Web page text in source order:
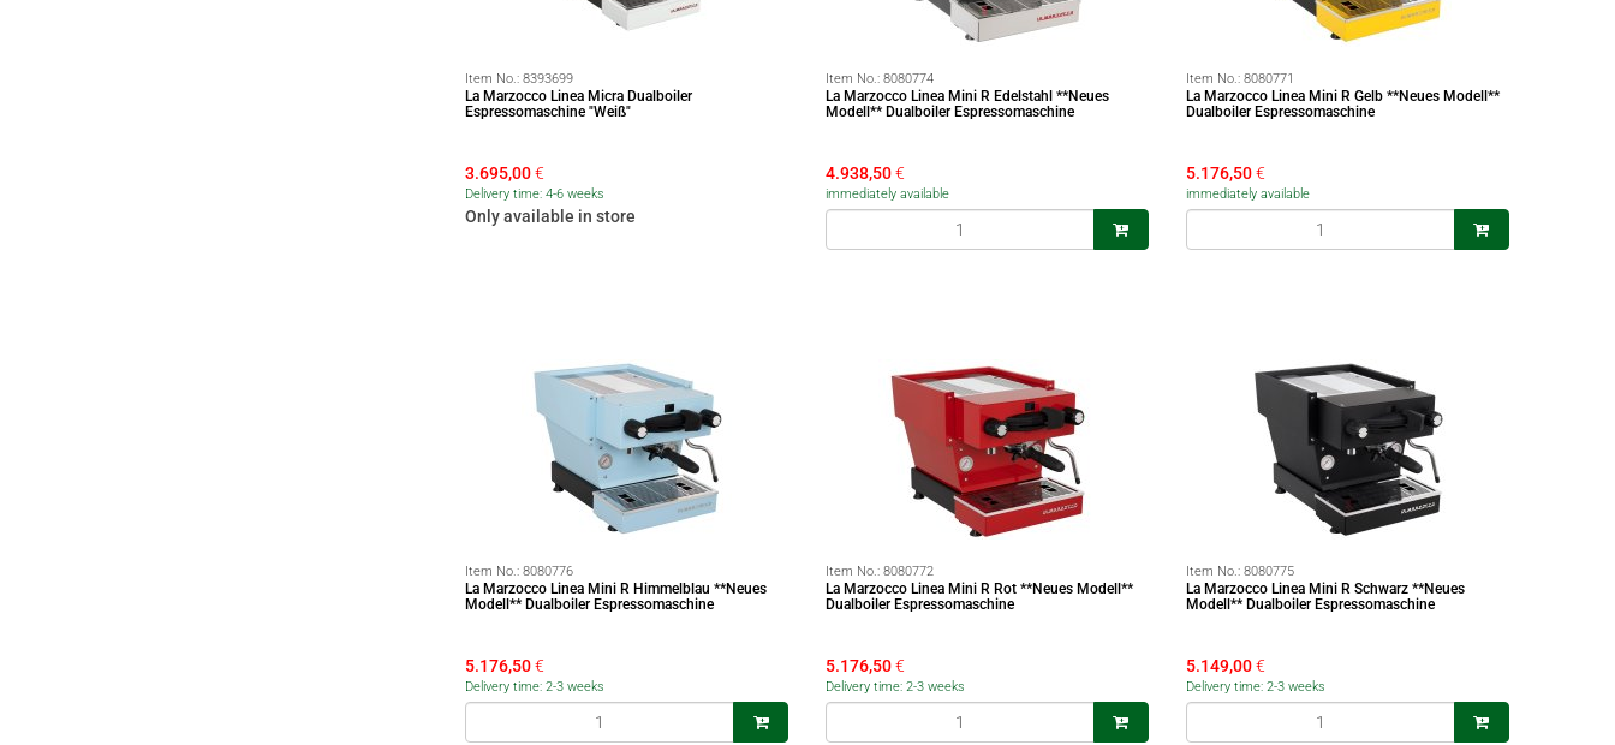
Item No.: 8393699
La Marzocco Linea Micra Dualboiler
Espressomaschine "Weiß"
3.695,00€
Delivery time: 4-6 weeks
Only available in store
Item No.: 8080774
La Marzocco Linea Mini R Edelstahl **Neues
Modell** Dualboiler Espressomaschine
4.938,50€
immediately available
Item No.: 8080771
La Marzocco Linea Mini R Gelb **Neues Modell**
Dualboiler Espressomaschine
5.176,50€
immediately available
Item No.: 8080776
La Marzocco Linea Mini R Himmelblau **Neues
Modell** Dualboiler Espressomaschine
5.176,50€
Delivery time: 2-3 weeks
Item No.: 8080772
La Marzocco Linea Mini R Rot **Neues Modell**
Dualboiler Espressomaschine
5.176,50€
Delivery time: 2-3 weeks
Item No.: 8080775
La Marzocco Linea Mini R Schwarz **Neues
Modell** Dualboiler Espressomaschine
5.149,00€
Delivery time: 2-3 weeks